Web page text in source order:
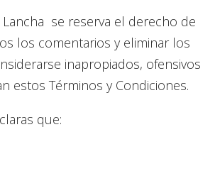
Lancha se reserva el derecho de
los comentarios y eliminar los
inapropiados, ofensivos
estos Términos y Condiciones.
que: